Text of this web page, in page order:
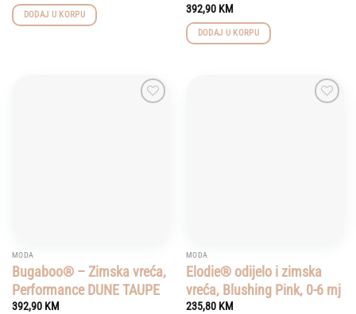
DODAJ U KORPU
392,90 KM
DODAJ U KORPU
MODA
Bugaboo® – Zimska vreća,
Performance DUNE TAUPE
392,90 KM
MODA
Elodie® odijelo i zimska
vreća, Blushing Pink, 0-6 mj
235,80 KM